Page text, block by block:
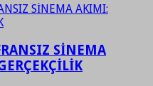
SİNEMA